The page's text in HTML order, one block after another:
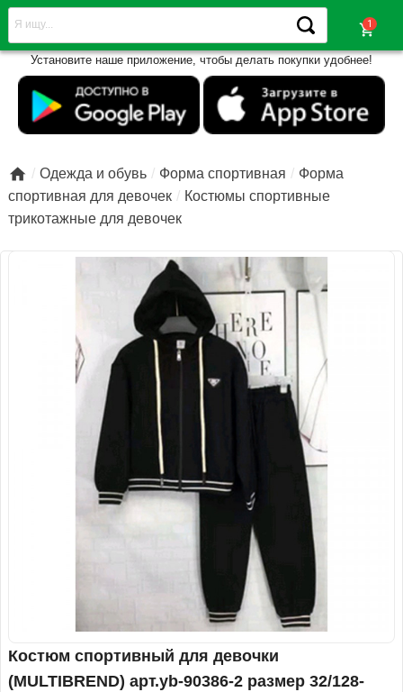
shopping_cart
Установите наше приложение, чтобы делать покупки удобнее!
 Одежда и обувь Форма спортивная
Форма
спортивная для девочек
Костюмы спортивные
трикотажные для девочек
Костюм спортивный для девочки
(MULTIBREND) арт.yb-90386-2 размер 32/128-